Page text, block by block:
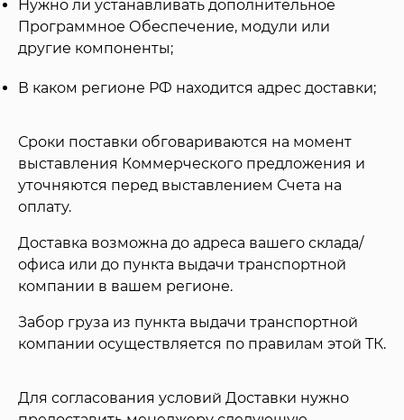
Нужно ли устанавливать дополнительное
Программное Обеспечение, модули или
другие компоненты;
В каком регионе РФ находится адрес доставки;
Сроки поставки обговариваются на момент
выставления Коммерческого предложения и
уточняются перед выставлением Счета на
оплату.
Доставка возможна до адреса вашего склада/
офиса или до пункта выдачи транспортной
компании в вашем регионе.
Забор груза из пункта выдачи транспортной
компании осуществляется по правилам этой ТК.
Для согласования условий Доставки нужно